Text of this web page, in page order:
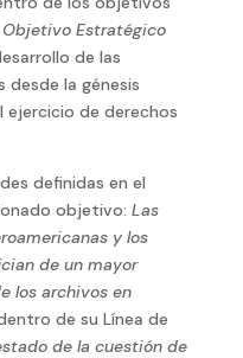
Objetivo Estratégico
de las
la génesis
ejercicio de derechos
definidas en el
objetivo: Las
y los
de un mayor
los archivos en
de su Línea de
de la cuestión de